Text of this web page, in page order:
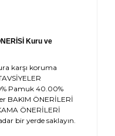
Kuru ve
karşı koruma
Pamuk 40.00%
BAKIM ÖNERİLERİ
ÖNERİLERİ
bir yerde saklayın.